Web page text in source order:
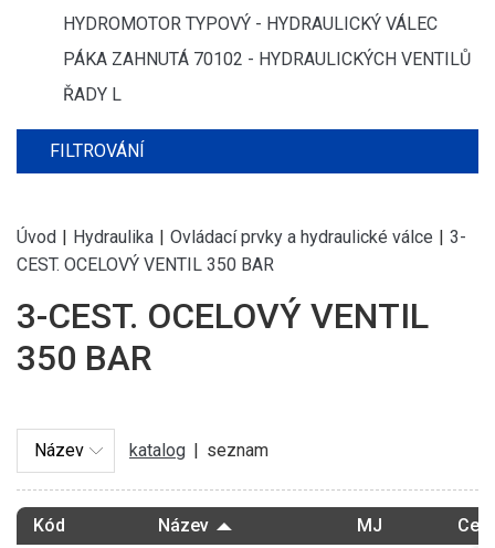
HYDROMOTOR TYPOVÝ - HYDRAULICKÝ VÁLEC
PÁKA ZAHNUTÁ 70102 - HYDRAULICKÝCH VENTILŮ
ŘADY L
FILTROVÁNÍ
Úvod | Hydraulika | Ovládací prvky a hydraulické válce | 3-
CEST. OCELOVÝ VENTIL 350 BAR
3-CEST. OCELOVÝ VENTIL
350 BAR
katalog | seznam
Kód Název MJ